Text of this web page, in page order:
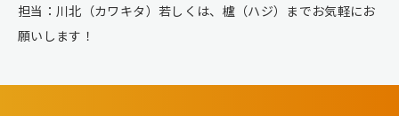
担当：川北（カワキタ）若しくは、櫨（ハジ）までお気軽にお
願いします！